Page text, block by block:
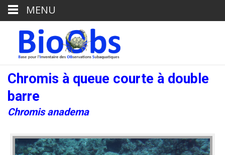
Chromis à queue courte à double
barre
Chromis anadema
MENU